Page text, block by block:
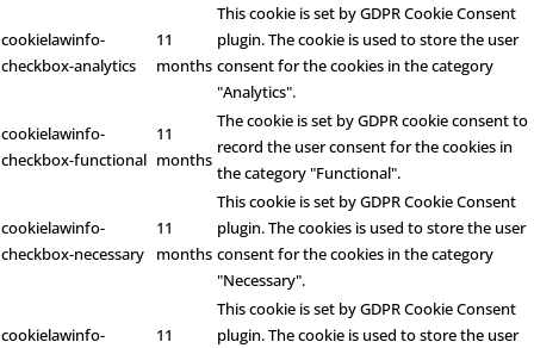
cookielawinfo-
checkbox-analytics
11
months
This cookie is set by GDPR Cookie Consent
plugin. The cookie is used to store the user
consent for the cookies in the category
"Analytics".
cookielawinfo-
checkbox-functional
11
months
The cookie is set by GDPR cookie consent to
record the user consent for the cookies in
the category "Functional".
cookielawinfo-
checkbox-necessary
11
months
This cookie is set by GDPR Cookie Consent
plugin. The cookies is used to store the user
consent for the cookies in the category
"Necessary".
cookielawinfo-
11
This cookie is set by GDPR Cookie Consent
plugin. The cookie is used to store the user